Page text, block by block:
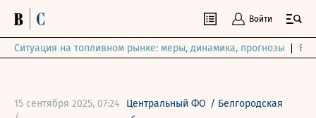
Войти
Ситуация на топливном рынке: меры, динамика, прогнозы
15 сентября 2025, 07:24
Центральный ФО / Белгородская